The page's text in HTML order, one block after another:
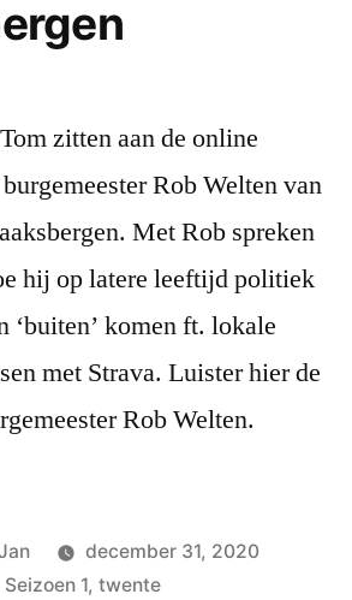
zitten aan de online
Rob Welten van
Met Rob spreken
hij op latere leeftijd politiek
‘buiten’ komen ft. lokale
met Strava. Luister hier de
Rob Welten.
december 31, 2020
Seizoen 1, twente